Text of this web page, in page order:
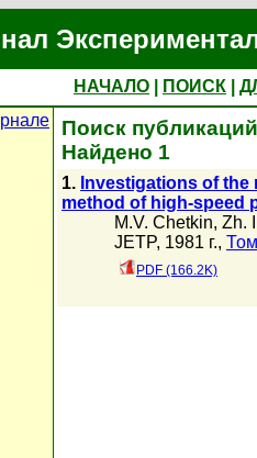
НАЧАЛО ПОИСК
Поиск
Найдено 1
1. Investigations of
method of high-speed
M.V. Chetkin, Zh.
JETP, 1981 г.,
PDF (166.2K)